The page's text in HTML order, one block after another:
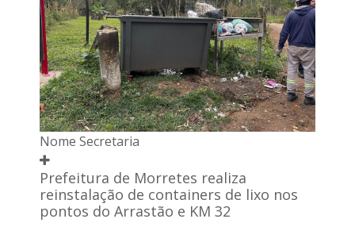
Nome Secretaria
Prefeitura de Morretes realiza
reinstalação de containers de lixo nos
pontos do Arrastão e KM 32